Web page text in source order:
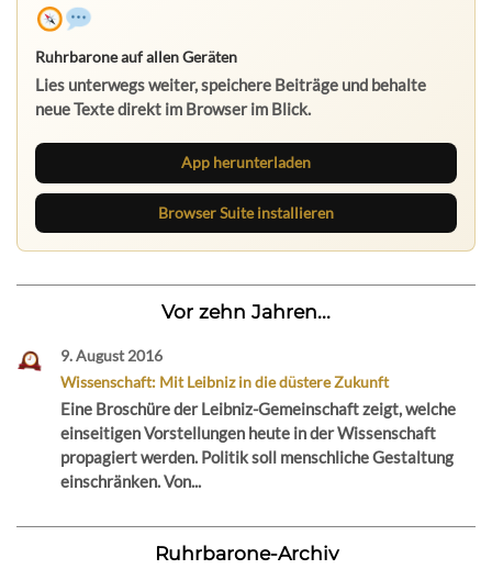
Ruhrbarone auf allen Geräten
Lies unterwegs weiter, speichere Beiträge und behalte
neue Texte direkt im Browser im Blick.
App herunterladen
Browser Suite installieren
Vor zehn Jahren...
9. August 2016
Wissenschaft: Mit Leibniz in die düstere Zukunft
Eine Broschüre der Leibniz-Gemeinschaft zeigt, welche
einseitigen Vorstellungen heute in der Wissenschaft
propagiert werden. Politik soll menschliche Gestaltung
einschränken. Von...
Ruhrbarone-Archiv